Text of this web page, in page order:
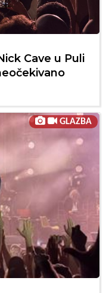
Cave u Puli
GLAZBA